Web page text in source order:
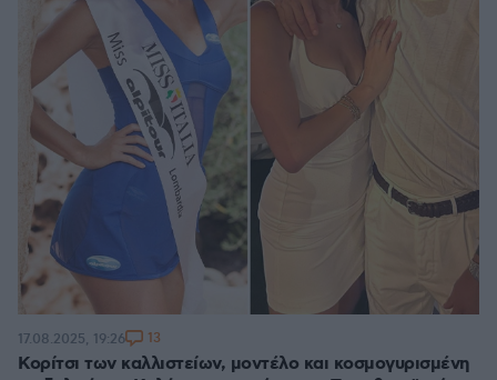
Κορίτσι των καλλιστείων, μοντέλο και κοσμογυρισμένη
17.08.2025, 19:26 13